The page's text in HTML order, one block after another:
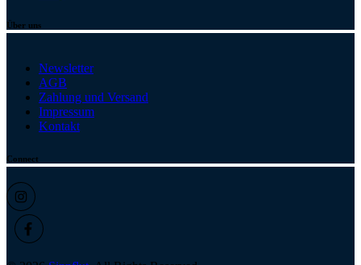
Über uns
Newsletter
AGB
Zahlung und Versand
Impressum
Kontakt
Connect